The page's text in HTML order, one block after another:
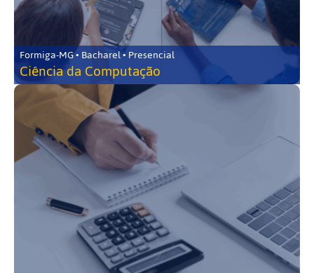
Formiga-MG • Bacharel • Presencial
Ciência da Computação